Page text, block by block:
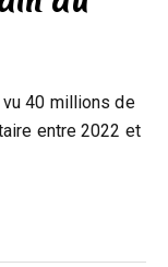
vu 40 millions de
entre 2022 et